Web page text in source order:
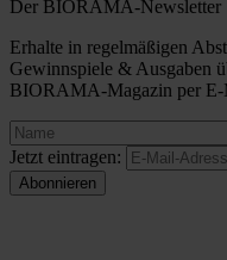
Der BIORAMA-Newsletter
Erhalte in regelmäßigen
Gewinnspiele & Ausgaben
BIORAMA-Magazin per
Jetzt eintragen: